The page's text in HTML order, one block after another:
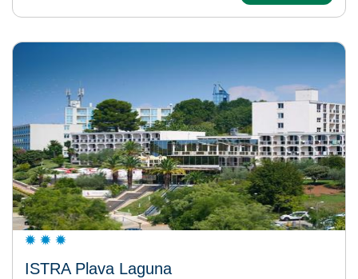
ISTRA Plava Laguna